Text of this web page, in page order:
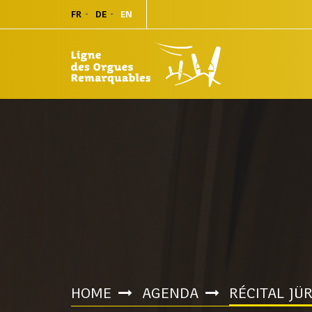
FR DE EN
HOME AGENDA RÉCITAL